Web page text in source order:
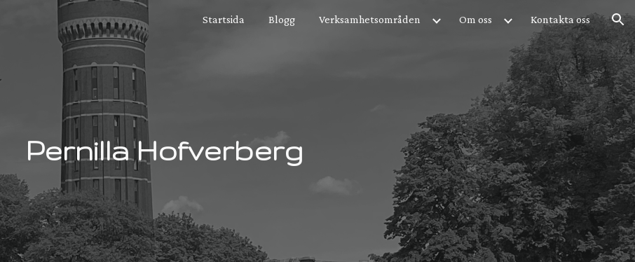
Skip to main content Skip to navigation
Startsida Blogg Verksamhetsområden Om oss Kontakta oss
Pernilla Hofverberg